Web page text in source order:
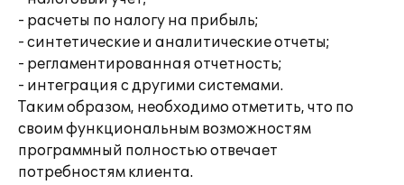
- расчеты по налогу на прибыль;
- синтетические и аналитические отчеты;
- регламентированная отчетность;
- интеграция с другими системами.
Таким образом, необходимо отметить, что по
своим функциональным возможностям
программный полностью отвечает
потребностям клиента.